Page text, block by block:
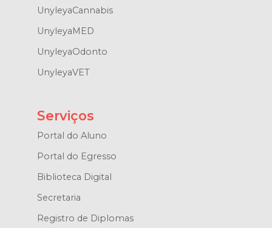
UnyleyaCannabis
UnyleyaMED
UnyleyaOdonto
UnyleyaVET
Serviços
Portal do Aluno
Portal do Egresso
Biblioteca Digital
Secretaria
Registro de Diplomas